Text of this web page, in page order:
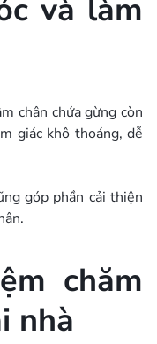
và làm
chân chứa gừng còn
giác khô thoáng, dễ
góp phần cải thiện
chăm
nhà